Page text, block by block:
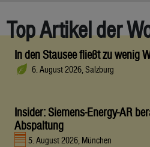
Top Artikel der
In den Stausee fließt zu wenig
6. August 2026, Salzburg
Insider: Siemens-Energy-AR
Abspaltung
5. August 2026, München